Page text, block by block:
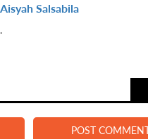
Aisyah Salsabila
.
POST